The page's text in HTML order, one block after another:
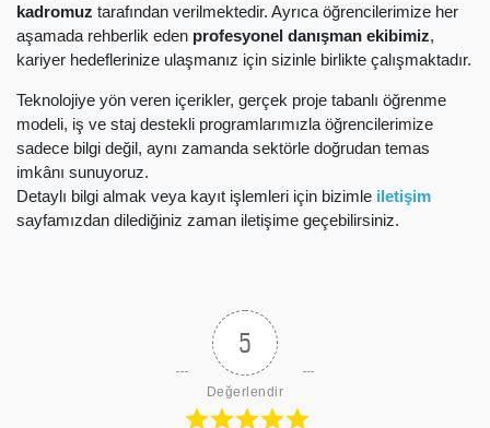
kadromuz tarafından verilmektedir. Ayrıca öğrencilerimize her
aşamada rehberlik eden profesyonel danışman ekibimiz,
kariyer hedeflerinize ulaşmanız için sizinle birlikte çalışmaktadır.
Teknolojiye yön veren içerikler, gerçek proje tabanlı öğrenme
modeli, iş ve staj destekli programlarımızla öğrencilerimize
sadece bilgi değil, aynı zamanda sektörle doğrudan temas
imkânı sunuyoruz.
Detaylı bilgi almak veya kayıt işlemleri için bizimle iletişim
sayfamızdan dilediğiniz zaman iletişime geçebilirsiniz.
5
Değerlendir